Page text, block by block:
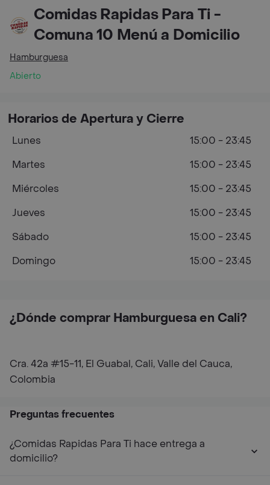
Comidas Rapidas Para Ti -
Comuna 10 Menú a Domicilio
Hamburguesa
Abierto
¿Dónde comprar Hamburguesa en Cali?
Cra. 42a #15-11, El Guabal, Cali, Valle del Cauca,
Colombia
Horarios de Apertura y Cierre
Lunes
15:00 - 23:45
Martes
15:00 - 23:45
Miércoles
15:00 - 23:45
Jueves
15:00 - 23:45
Sábado
15:00 - 23:45
Domingo
15:00 - 23:45
Preguntas frecuentes
¿Comidas Rapidas Para Ti hace entrega a
domicilio?